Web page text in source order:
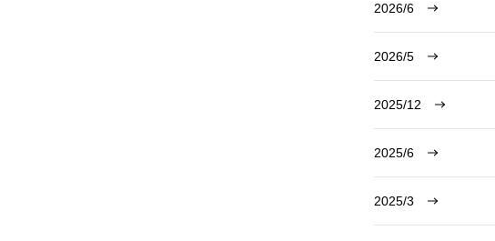
2026/6
2026/5
2025/12
2025/6
2025/3